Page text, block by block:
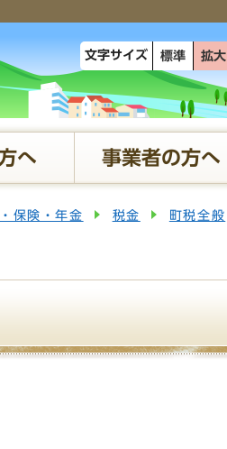
文字サイズ 標準 拡大
へ 事業者の方へ
保険・年金 税金 町税全般